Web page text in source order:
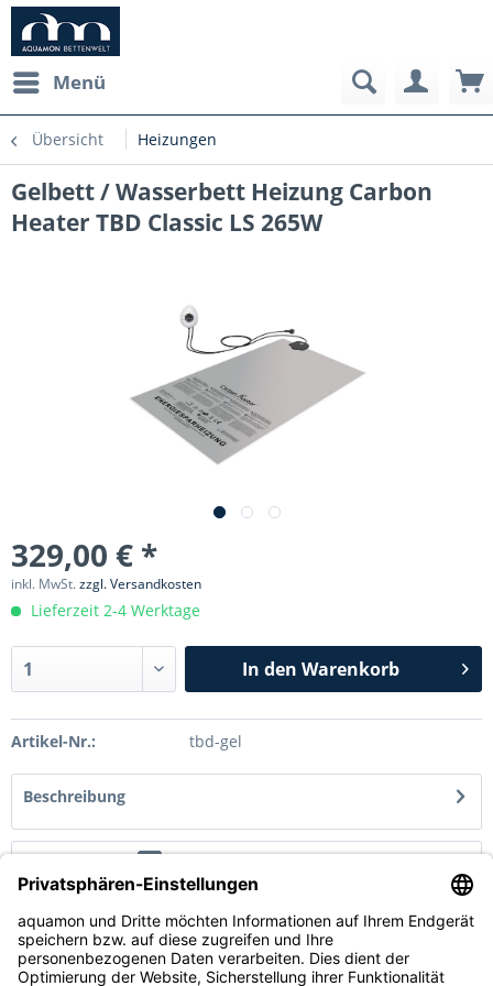
Menü
Übersicht Heizungen
Gelbett / Wasserbett Heizung Carbon
Heater TBD Classic LS 265W
329,00 € *
inkl. MwSt.zzgl. Versandkosten
Lieferzeit 2-4 Werktage
In den Warenkorb
Artikel-Nr.: tbd-gel
Beschreibung
Bewertungen lesen, schreiben und diskutieren...
Service Hotline